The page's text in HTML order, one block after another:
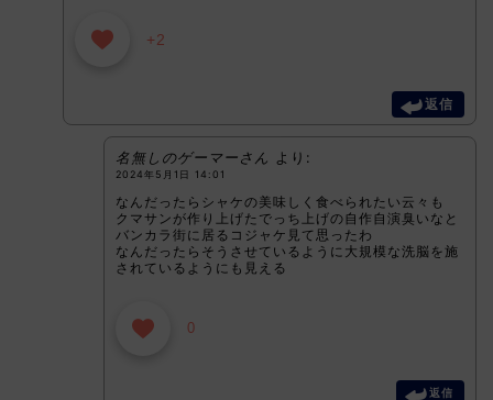
+2
返信
名無しのゲーマーさん より:
2024年5月1日 14:01
なんだったらシャケの美味しく食べられたい云々も
クマサンが作り上げたでっち上げの自作自演臭いなと
バンカラ街に居るコジャケ見て思ったわ
なんだったらそうさせているように大規模な洗脳を施
されているようにも見える
0
返信